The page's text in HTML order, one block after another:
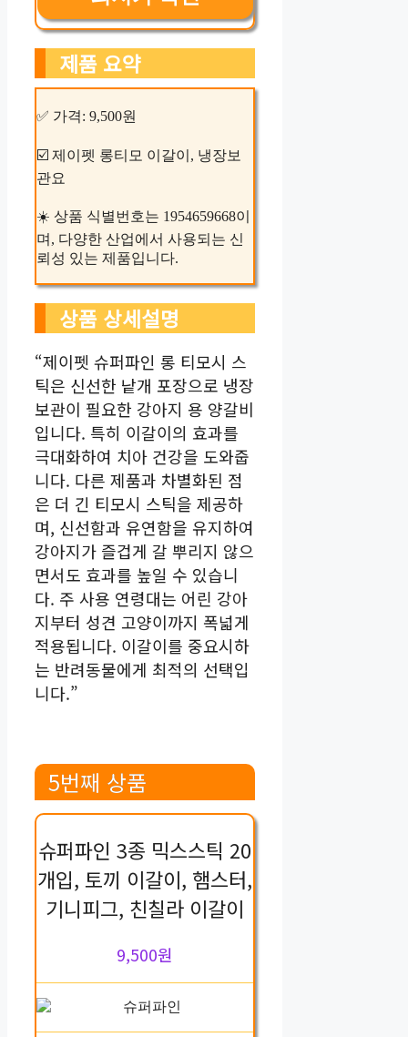
제품 요약
✅ 가격: 9,500원
☑️ 제이펫 롱티모 이갈이, 냉장보
관요
☀️ 상품 식별번호는 1954659668이
며, 다양한 산업에서 사용되는 신
뢰성 있는 제품입니다.
상품 상세설명
“제이펫 슈퍼파인 롱 티모시 스
틱은 신선한 낱개 포장으로 냉장
보관이 필요한 강아지 용 양갈비
입니다. 특히 이갈이의 효과를
극대화하여 치아 건강을 도와줍
니다. 다른 제품과 차별화된 점
은 더 긴 티모시 스틱을 제공하
며, 신선함과 유연함을 유지하여
강아지가 즐겁게 갈 뿌리지 않으
면서도 효과를 높일 수 있습니
다. 주 사용 연령대는 어린 강아
지부터 성견 고양이까지 폭넓게
적용됩니다. 이갈이를 중요시하
는 반려동물에게 최적의 선택입
니다.”
5번째 상품
슈퍼파인 3종 믹스스틱 20
개입, 토끼 이갈이, 햄스터,
기니피그, 친칠라 이갈이
9,500원